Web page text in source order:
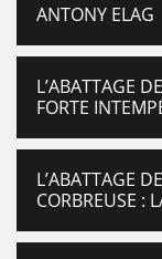
ANTONY ELAG
L’ABATTAGE
FORTE
L’ABATTAGE
CORBREUSE :